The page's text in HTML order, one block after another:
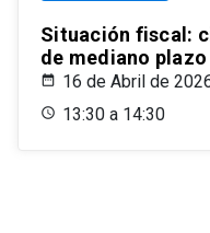
Situación fiscal:
de mediano
16 de Abril de
13:30 a 14:30